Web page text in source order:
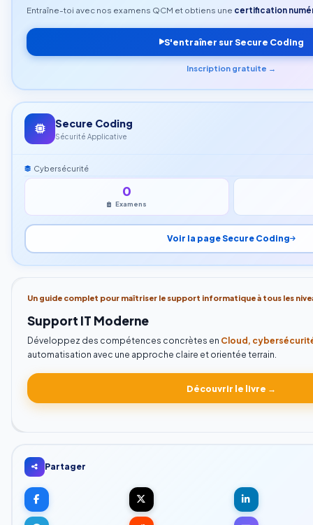
Entraîne-toi avec nos examens QCM et obtiens une certification
S'entraîner sur Secure Coding
Inscription gratuite →
Secure Coding
Sécurité Applicative
Cybersécurité
0
Examens
Voir la page Secure Coding
Un guide complet pour maîtriser le support informatique à tous les
Support IT Moderne
Développez des compétences concrètes en Cloud,
automatisation avec une approche claire et orientée terrain.
Découvrir le livre →
Partager